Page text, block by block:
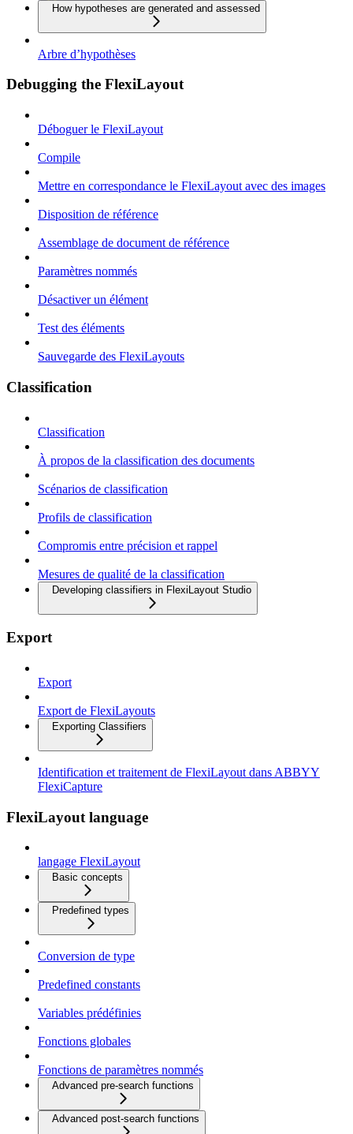
How hypotheses are generated and assessed
Arbre d’hypothèses
Debugging the FlexiLayout
Déboguer le FlexiLayout
Compile
Mettre en correspondance le FlexiLayout avec des images
Disposition de référence
Assemblage de document de référence
Paramètres nommés
Désactiver un élément
Test des éléments
Sauvegarde des FlexiLayouts
Classification
Classification
À propos de la classification des documents
Scénarios de classification
Profils de classification
Compromis entre précision et rappel
Mesures de qualité de la classification
Developing classifiers in FlexiLayout Studio
Export
Export
Export de FlexiLayouts
Exporting Classifiers
Identification et traitement de FlexiLayout dans ABBYY
FlexiCapture
FlexiLayout language
langage FlexiLayout
Basic concepts
Predefined types
Conversion de type
Predefined constants
Variables prédéfinies
Fonctions globales
Fonctions de paramètres nommés
Advanced pre-search functions
Advanced post-search functions